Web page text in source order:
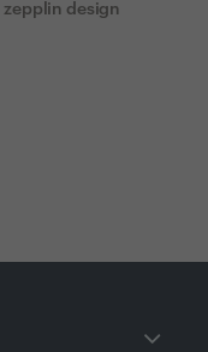
zepplin design